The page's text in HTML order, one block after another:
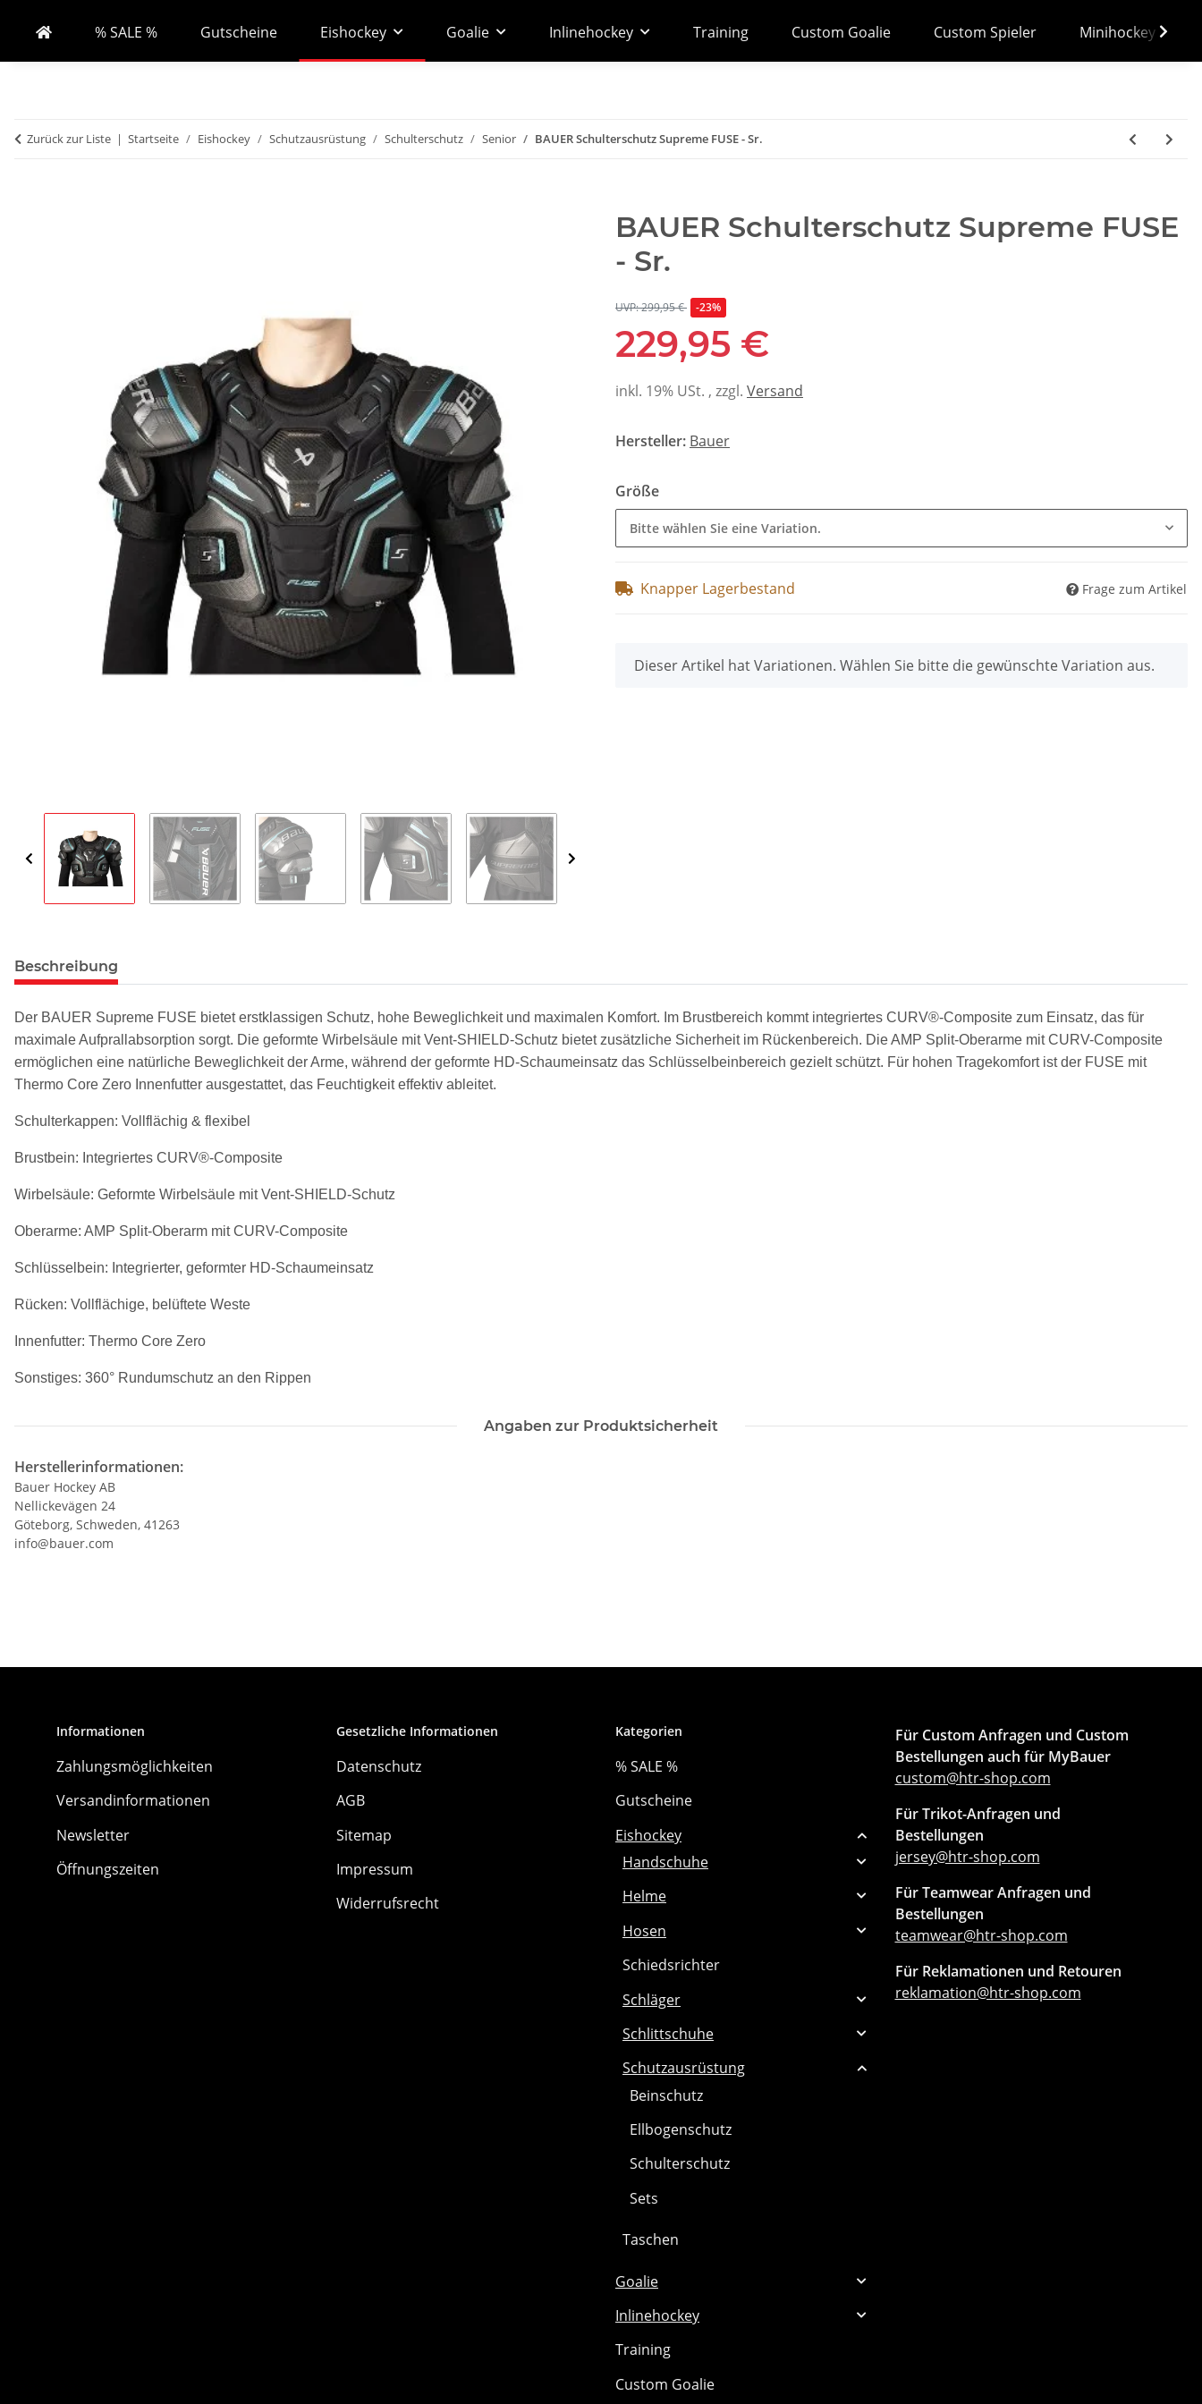
% SALE % Gutscheine Eishockey Goalie Inlinehockey Training Custom Goalie Custom Spieler Minihockey
Zurück zur Liste Startseite Eishockey Schutzausrüstung Schulterschutz Senior BAUER Schulterschutz Supreme FUSE - Sr.
BAUER Schulterschutz Supreme FUSE
- Sr.
UVP: 299,95 € -23%
229,95 €
inkl. 19% USt. , zzgl. Versand
Hersteller: Bauer
Größe
Bitte wählen Sie eine Variation.
Knapper Lagerbestand Frage zum Artikel
x
Dieser Artikel hat Variationen. Wählen Sie bitte die gewünschte Variation aus.
Beschreibung
Der BAUER Supreme FUSE bietet erstklassigen Schutz, hohe Beweglichkeit und maximalen Komfort. Im Brustbereich kommt integriertes CURV®-Composite zum Einsatz, das für
maximale Aufprallabsorption sorgt. Die geformte Wirbelsäule mit Vent-SHIELD-Schutz bietet zusätzliche Sicherheit im Rückenbereich. Die AMP Split-Oberarme mit CURV-Composite
ermöglichen eine natürliche Beweglichkeit der Arme, während der geformte HD-Schaumeinsatz das Schlüsselbeinbereich gezielt schützt. Für hohen Tragekomfort ist der FUSE mit
Thermo Core Zero Innenfutter ausgestattet, das Feuchtigkeit effektiv ableitet.
Schulterkappen: Vollflächig & flexibel
Brustbein: Integriertes CURV®-Composite
Wirbelsäule: Geformte Wirbelsäule mit Vent-SHIELD-Schutz
Oberarme: AMP Split-Oberarm mit CURV-Composite
Schlüsselbein: Integrierter, geformter HD-Schaumeinsatz
Rücken: Vollflächige, belüftete Weste
Innenfutter: Thermo Core Zero
Sonstiges: 360° Rundumschutz an den Rippen
Angaben zur Produktsicherheit
Herstellerinformationen:
Bauer Hockey AB
Nellickevägen 24
Göteborg, Schweden, 41263
info@bauer.com
Informationen
Zahlungsmöglichkeiten
Versandinformationen
Newsletter
Öffnungszeiten
Gesetzliche Informationen
Datenschutz
AGB
Sitemap
Impressum
Widerrufsrecht
Kategorien
% SALE %
Gutscheine
Eishockey
Handschuhe
Helme
Hosen
Schiedsrichter
Schläger
Schlittschuhe
Schutzausrüstung
Beinschutz
Ellbogenschutz
Schulterschutz
Sets
Taschen
Goalie
Inlinehockey
Training
Custom Goalie
Für Custom Anfragen und Custom
Bestellungen auch für MyBauer
custom@htr-shop.com
Für Trikot-Anfragen und
Bestellungen
jersey@htr-shop.com
Für Teamwear Anfragen und
Bestellungen
teamwear@htr-shop.com
Für Reklamationen und Retouren
reklamation@htr-shop.com